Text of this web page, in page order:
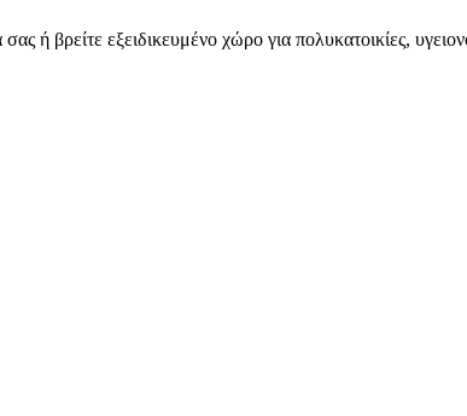
ή βρείτε εξειδικευμένο χώρο για πολυκατοικίες,